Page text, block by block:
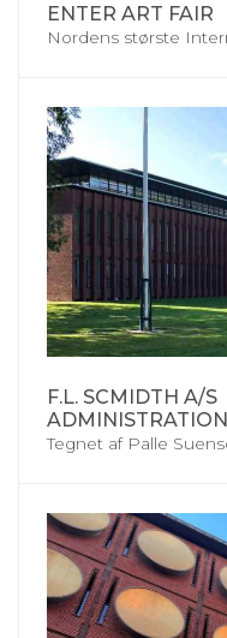
ENTER ART FAIR
Nordens største
F.L. SCMIDTH A/S
Tegnet af Palle